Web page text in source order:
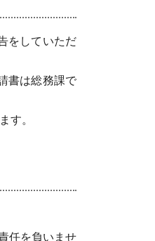
をしていただ
書は総務課で
す。
任を負いませ